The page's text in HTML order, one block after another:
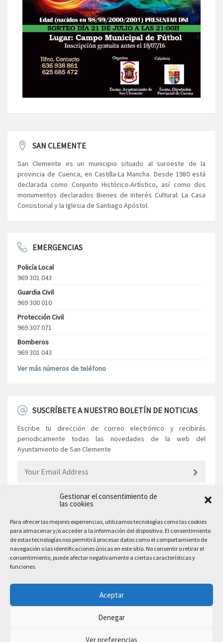
Gestionar el consentimiento de
las cookies
Para ofrecer las mejores experiencias, utilizamos tecnologías como las cookies
para almacenar y/o acceder a la información del dispositivo. El consentimiento
de estas tecnologías nos permitirá procesar datos como el comportamiento de
navegación o las identificaciones únicas en este sitio. No consentir o retirar el
consentimiento, puede afectar negativamente a ciertas características y
funciones.
Aceptar
Denegar
Ver preferencias
SAN CLEMENTE
San Clemente es un municipio situado al suroeste de la
provincia de Cuenca, en Castilla-La Mancha. Desde 1980 está
declarada como Conjunto Histórico-Artístico, así como dos
monumentos declarados Bienes de Interés Cultural: La Casa
Consistorial y la Iglesia de Santiago Apóstol.
EMERGENCIAS
Policía Local
969 301 043
Guardia Civil
969 300 010
Protección Civil
969 307 071
Bomberos
969 301 043
Ver más números de teléfono
SUSCRÍBETE A NUESTRO BOLETÍN DE NOTICIAS
Escribe tu dirección de correo electrónico y recibirás
periodicamente todas las novedades de la web del
Ayuntamiento de San Clemente
EL AYUNTAMIENTO
Plaza Mayor, 10
San Clemente, 16600, Cuenca
Teléfono: 969 300 003
Email Comunicación y Publicidad:
comunicacion@sanclemente.es